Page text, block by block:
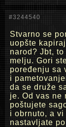
#3244540
Stvarno se
uopšte
narod? Jbt,
melju. Gori
poređenju sa
i
da se druže
je. Od vas ne
poštujete
i obrnuto, a
nastavljate